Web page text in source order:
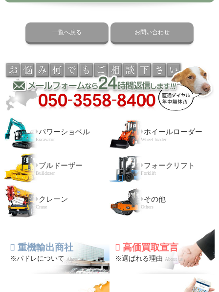
パワーショベル
Excavator
ホイールローダー
Wheel loader
ブルドーザー
Bulldozer
フォークリフト
Forklift
クレーン
Crane
その他
Others
一覧へ戻る お問い合わせ
重機輸出商社
※パドレについて About us
高価買取宣言
※選ばれる理由 About us